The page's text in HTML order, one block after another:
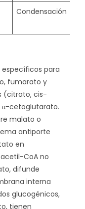
Condensación
para
fumarato y
(citrato, cis-
cetoglutarato.
malato o
antiporte
en
CoA no
difunde
interna
glucogénicos,
tienen